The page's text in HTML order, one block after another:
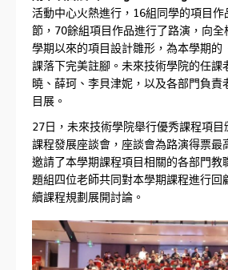
活動中心火熱進行，16組同學的項目
節，70餘組項目作品進行了路演，向
學期以來的項目設計雛形，為本學期的
課落下完美註腳。未來技術學院的任課
曉、薛珂、李貝津妮，以及各部門負責
目展。
27日，未來技術學院舉行優秀課程項
課程發展座談會，座談會為路演得票最
邀請了本學期課程項目相關的各部門教
題組四位老師共同對本學期課程進行回
續課程規劃展開討論。